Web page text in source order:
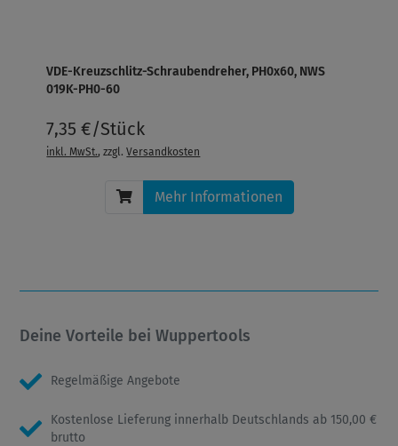
VDE-Kreuzschlitz-Schraubendreher, PH0x60, NWS
019K-PH0-60
7,35 €/Stück
inkl. MwSt., zzgl.Versandkosten
Mehr Informationen
Deine Vorteile bei Wuppertools
Regelmäßige Angebote
Kostenlose Lieferung innerhalb Deutschlands ab 150,00 €
brutto